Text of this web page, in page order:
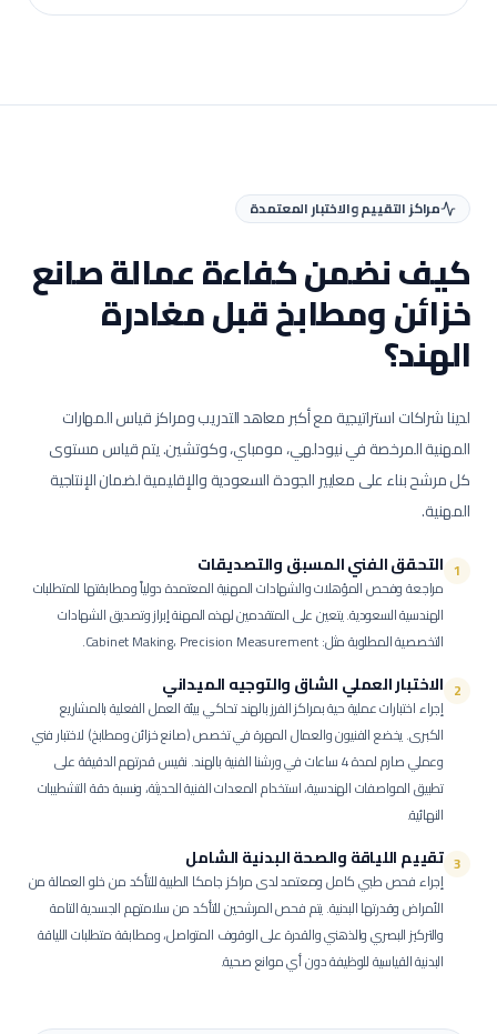
مراكز التقييم والاختبار المعتمدة
كيف نضمن كفاءة عمالةصانع
خزائن ومطابخقبل مغادرة
الهند؟
لدينا شراكات استراتيجية مع أكبر معاهد التدريب ومراكز قياس المهارات
المهنية المرخصة في نيودلهي، مومباي، وكوتشين. يتم قياس مستوى
كل مرشح بناء على معايير الجودة السعودية والإقليمية لضمان الإنتاجية
المهنية.
1 التحقق الفني المسبق والتصديقات
مراجعة وفحص المؤهلات والشهادات المهنية المعتمدة دولياً ومطابقتها للمتطلبات
الهندسية السعودية.يتعين على المتقدمين لهذه المهنة إبراز وتصديق الشهادات
التخصصية المطلوبة مثل: Cabinet Making، Precision Measurement.
2 الاختبار العملي الشاق والتوجيه الميداني
إجراء اختبارات عملية حية بمراكز الفرز بالهند تحاكي بيئة العمل الفعلية بالمشاريع
الكبرى.يخضع الفنيون والعمال المهرة في تخصص (صانع خزائن ومطابخ) لاختبار فني
وعملي صارم لمدة 4 ساعات في ورشنا الفنية بالهند. نقيس قدرتهم الدقيقة على
تطبيق المواصفات الهندسية، استخدام المعدات الفنية الحديثة، ونسبة دقة التشطيبات
النهائية.
3 تقييم اللياقة والصحة البدنية الشامل
إجراء فحص طبي كامل ومعتمد لدى مراكز جامكا الطبية للتأكد من خلو العمالة من
الأمراض وقدرتها البدنية.يتم فحص المرشحين للتأكد من سلامتهم الجسدية التامة
والتركيز البصري والذهني والقدرة على الوقوف المتواصل، ومطابقة متطلبات اللياقة
البدنية القياسية للوظيفة دون أي موانع صحية.